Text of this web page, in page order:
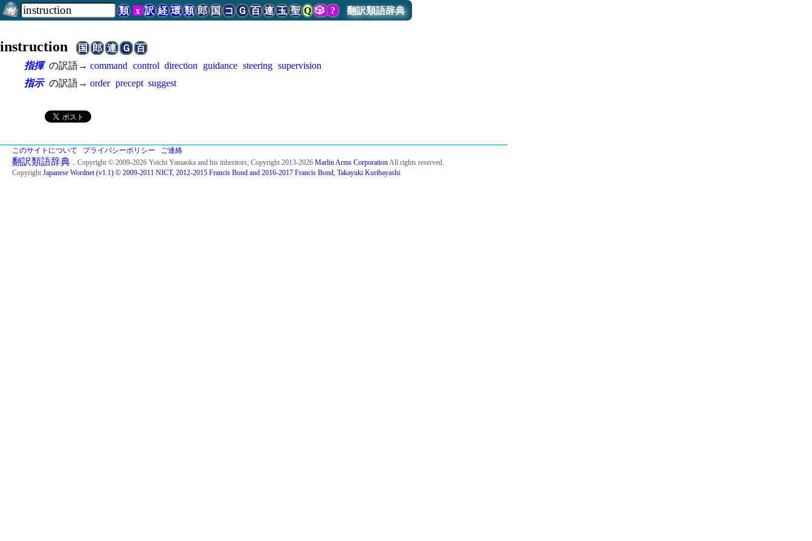
類 x 訳 経 環 類 郎 国 コ Ｇ 百 連 玉 聖 Q 🎲? 翻訳類語辞典
instruction国 郎 連 Ｇ
百
指揮 の訳語→ command control direction guidance steering supervision
指示 の訳語→ order precept suggest
このサイトについて プライバシーポリシー ご連絡
翻訳類語辞典 ．Copyright © 2009-2026 Yoichi Yamaoka and his inheritors; Copyright 2013-2026 Marlin Arms CorporationAll rights reserved.
Copyright Japanese Wordnet (v1.1) © 2009-2011 NICT, 2012-2015 Francis Bond and 2016-2017 Francis Bond, Takayuki Kuribayashi.